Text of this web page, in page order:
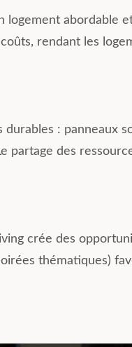
logement abordable
rendant les
: panneaux
partage des
crée des
thématiques)